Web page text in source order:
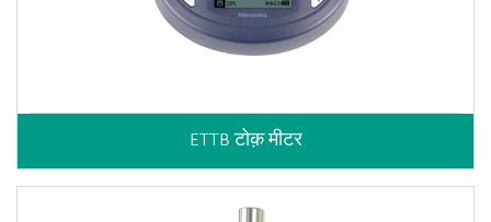
ETTB टोक़ मीटर